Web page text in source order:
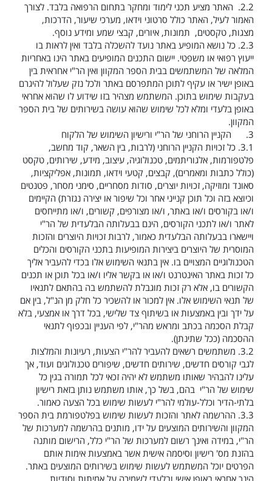
2.2.
האתר מציע תכני לימוד ומחקר בתחום הרפואה בלבד. לצורך
האמור לעיל, האתר כולל סרטוני וידאו, מערכי שיעור, הדרכות,
מצגות, טקסטים, תמונות, איורים, קבצי שמע ומידע נוסף.
2.3. כל נושא המופיע באתר נועד להשכלה בלבד ואין לראות בו
ייעוץ רפואי או משפטי. יישום התכנים המופיעים באתר הינו באחריות
המלאה של המשתמשים בבית הספר המקוון ואין הר"י אחראית בין
באופן ישיר או עקיף לתוכן המתפרסם באתר ולכל נזק שעלול להיגרם
בעקבות שימוש בתוכן. המשתמש מצהיר בזו שידוע לו שהוא אחראי
באופן בלעדי ומלא לכל שימוש שהוא עושה בשירותים של בית הספר
המקוון.
3.
הקניין הרוחני של הר"י ורישיון השימוש של הלקוח
3.1. כל זכויות הקניין הרוחני (לרבות, בין השאר, קוד מחשב,
פלטפורמות, אלגוריתמים, טכנולוגיה, עיצוב, מידע, שירותים, טקסט
(כולל כתבות ומאמרים), קבצים, קטעי וידאו, תמונות, אפליקציות,
סאונד ומוזיקה, זכויות יוצרים, סודות מסחריים, סימני מסחר, פטנטים
וכיוצא בזה וכל תוכן קנייני אחר וכל שיפור או יצירה נגזרת) הקיימים
ו/או בקורסים ו/או באתר, ו/או מצורפים, קשורים, ו/או מתייחסים
לאתר ו/או לתכני הקורסים, הינם בבעלותה הבלעדית של הר"י
ויישארו בבעלותה הבלעדית כאמור, לרבות זכויות היוצרים והזכות
המוסרית של היוצרים ביצירות המופיעות בתכני הקורסים והכלים
הטכנולוגיים המצויים בו. אין בתנאי השימוש אלו בכדי להעביר אליך
כל זכות באתר האינטרנט ו/או או בקשר אליו ו/או בכל תוכן או תכנים
הקשורים בו, אלא רק זכות מוגבלת להשתמש בה בהתאם לתנאיו
של תנאי השימוש אלו. אין למכור או להשכיר כל חלק מן הנ"ל, בין אם
על ידך ובין באמצעות או בשיתוף צד שלישי, בכל דרך או אמצעי, בלא
קבלת הסכמה בכתב ומראש מהר"י, לפי העניין ובכפוף לתנאי
ההסכמה (ככל שתינתן).
3.2. משתמשים רשאים להעביר להר"י הצעות, רעיונות והמלצות
לגבי קורסים חדשים, שירותים חדשים, שיפורים טכנולוגים ועוד, אך
עלינו להבהיר שאותו משתמש לא יהיה זכאי לכל תמורה בגין כל
שימוש של הר"י בהם, בשל כך, אותו משתמש נותן בזאת רישיון
בלתי-הדיר וכלל-עולמי להר"י לעשות שימוש בכל הצעה כאמור.
3.3. ההרשמה לאתר והזכות לעשות שימוש בפלטפורמת בית הספר
המקוון והשירותים המוצעים על ידו, מותנים בהרשמה למערכות של
הר"י, במידה ואינך רשום למערכות של הר"י כלל, הרישום מותנה
בהזנת מס' רישיון וסיסמה אישית אשר באמצעות אימות אותם
הפרטים יוכל המשתמש לעשות שימוש בשירותים המוצעים באתר.
הינך אחראי באופן אישי ובלעדי לשמירה על אמיתות וסודיות